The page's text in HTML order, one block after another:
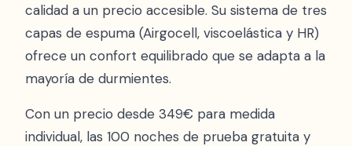
calidad a un precio accesible. Su sistema de tres
capas de espuma (Airgocell, viscoelástica y HR)
ofrece un confort equilibrado que se adapta a la
mayoría de durmientes.
Con un precio desde 349€ para medida
individual, las 100 noches de prueba gratuita y